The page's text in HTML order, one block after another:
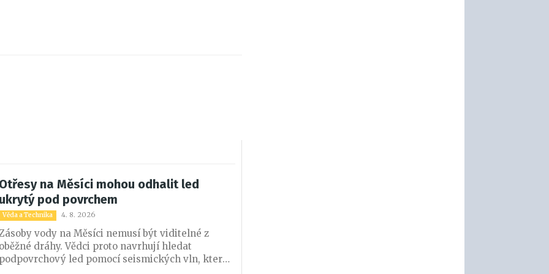
na Měsíci mohou odhalit led
pod povrchem
Věda a Technika 4. 8. 2026
vody na Měsíci nemusí být viditelné z
dráhy. Vědci proto navrhují hledat
led pomocí seismických vln, které